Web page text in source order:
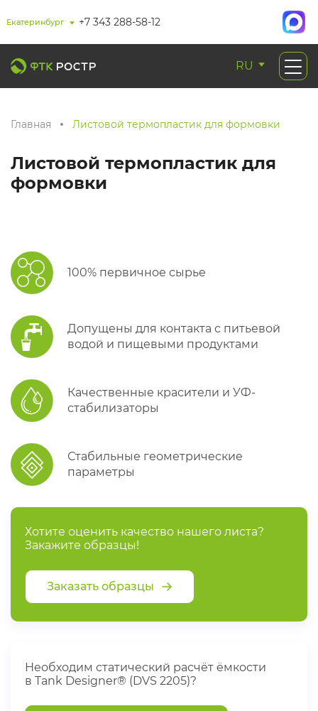
Екатеринбург +7 343 288-58-12
RU
Главная Листовой термопластик для формовки
Листовой термопластик для
формовки
100% первичное сырье
Допущены для контакта с питьевой
водой и пищевыми продуктами
Качественные красители и УФ-
стабилизаторы
Стабильные геометрические
параметры
Хотите оценить качество нашего листа?
Закажите образцы!
Заказать образцы
Необходим статический расчёт ёмкости
в Tank Designer® (DVS 2205)?